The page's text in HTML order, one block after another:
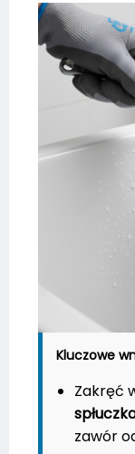
Kluczowe
Zakręć
zawór